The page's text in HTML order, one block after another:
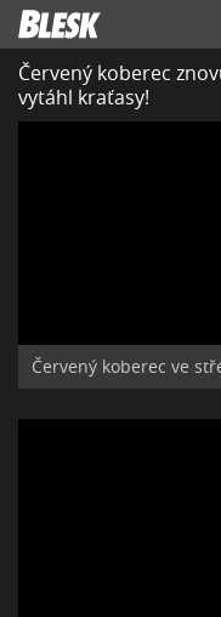
Červený koberec
vytáhl kraťasy!
Červený koberec ve